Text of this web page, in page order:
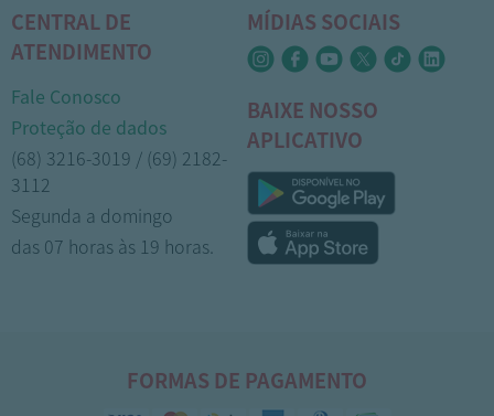
CENTRAL DE
ATENDIMENTO
Fale Conosco
Proteção de dados
(68) 3216-3019 / (69) 2182-
3112
Segunda a domingo
das 07 horas às 19 horas.
MÍDIAS SOCIAIS
BAIXE NOSSO
APLICATIVO
FORMAS DE PAGAMENTO